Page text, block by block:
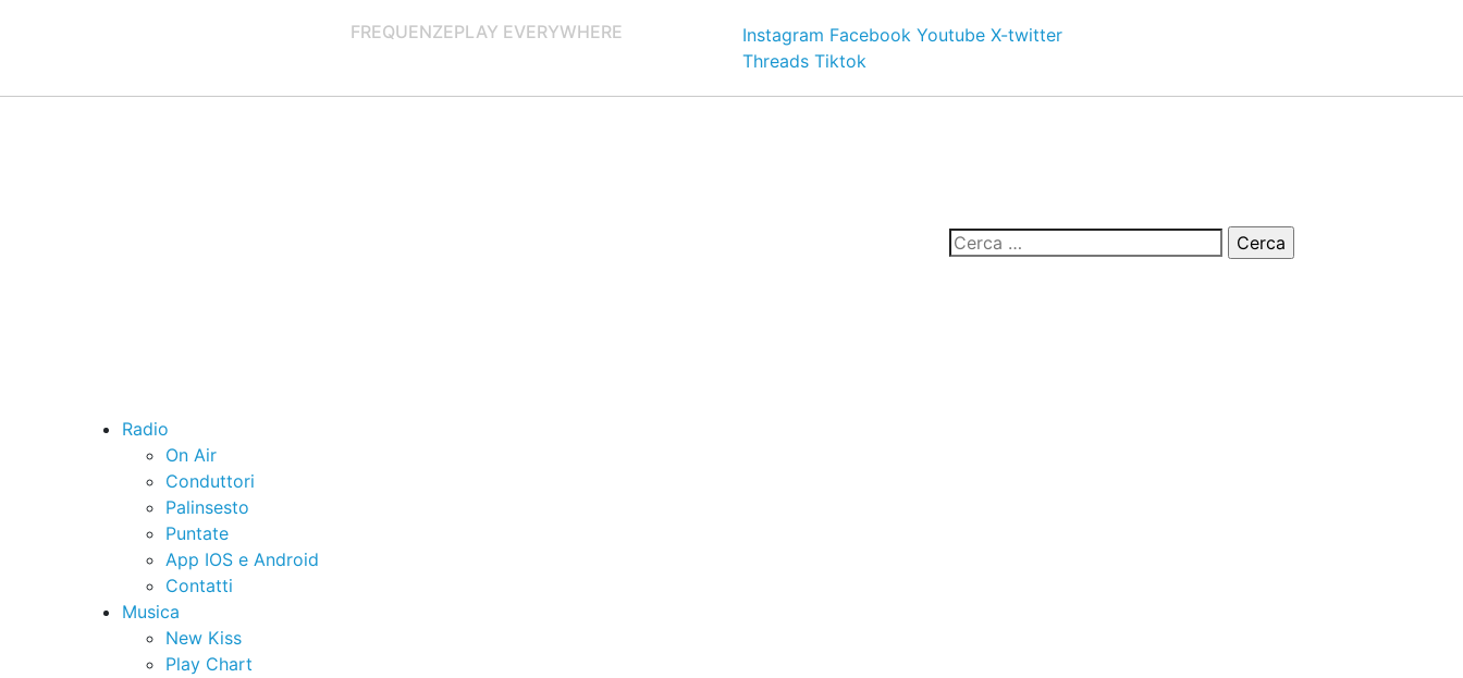
FREQUENZEPLAY EVERYWHERE Instagram Facebook Youtube X-twitter
Threads Tiktok
Radio
On Air
Conduttori
Palinsesto
Puntate
App IOS e Android
Contatti
Musica
New Kiss
Play Chart